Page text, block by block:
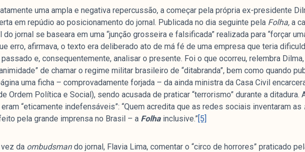
uma ampla e negativa repercussão, a começar pela própria ex-presidente
em repúdio ao posicionamento do jornal. Publicada no dia seguinte pela Folha, a
jornal se baseara em uma “junção grosseira e falsificada” realizada para “forçar
erro, afirmava, o texto era deliberado ato de má fé de uma empresa que teria
e, consequentemente, analisar o presente. Foi o que ocorreu, relembra
de chamar o regime militar brasileiro de “ditabranda”, bem como quando
uma ficha – comprovadamente forjada – da ainda ministra da Casa Civil
Ordem Política e Social), sendo acusada de praticar “terrorismo” durante a ditadura.
“eticamente indefensáveis”: “Quem acredita que as redes sociais inventaram as
pela grande imprensa no Brasil – a Folhainclusive.”[5]
da ombudsmando jornal, Flavia Lima, comentar o “circo de horrores” praticado